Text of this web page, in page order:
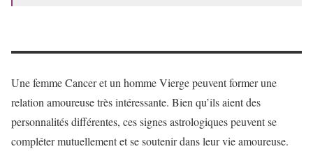
Une femme Cancer et un homme Vierge peuvent former une
relation amoureuse très intéressante. Bien qu’ils aient des
personnalités différentes, ces signes astrologiques peuvent se
compléter mutuellement et se soutenir dans leur vie amoureuse.